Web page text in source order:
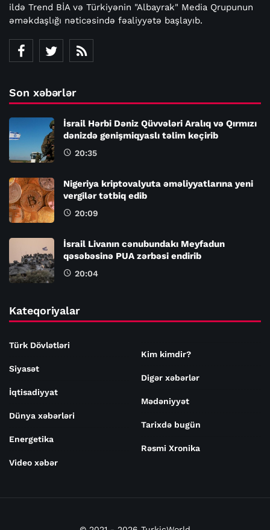
ildə Trend BİA və Türkiyənin "Albayrak" Media Qrupunun
əməkdaşlığı nəticəsində fəaliyyətə başlayıb.
Son xəbərlər
İsrail Hərbi Dəniz Qüvvələri Aralıq və Qırmızı
dənizdə genişmiqyaslı təlim keçirib
20:35
Nigeriya kriptovalyuta əməliyyatlarına yeni
vergilər tətbiq edib
20:09
İsrail Livanın cənubundakı Meyfadun
qəsəbəsinə PUA zərbəsi endirib
20:04
Kateqoriyalar
Türk Dövlətləri
Siyasət
İqtisadiyyat
Dünya xəbərləri
Energetika
Video xəbər
Kim kimdir?
Digər xəbərlər
Mədəniyyət
Tarixdə bugün
Rəsmi Xronika